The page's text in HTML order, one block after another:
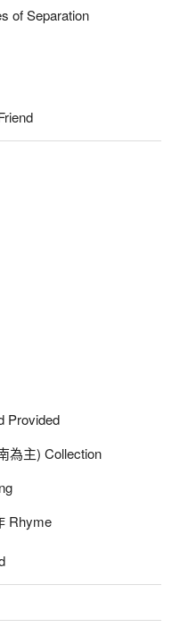
of Separation
Provided
為主) Collection
Rhyme